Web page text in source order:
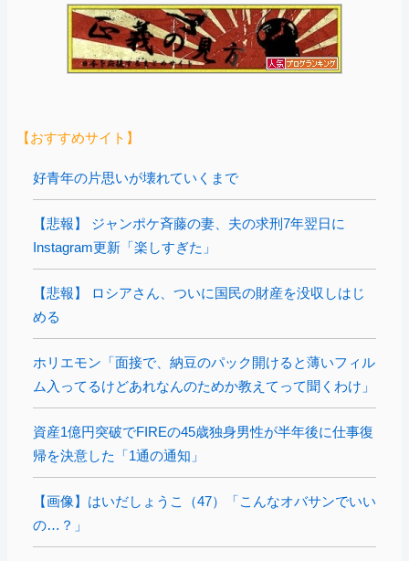
【おすすめサイト】
好青年の片思いが壊れていくまで
【悲報】 ジャンポケ斉藤の妻、夫の求刑7年翌日に
Instagram更新「楽しすぎた」
【悲報】 ロシアさん、ついに国民の財産を没収しはじ
める
ホリエモン「面接で、納豆のパック開けると薄いフィル
ム入ってるけどあれなんのためか教えてって聞くわけ」
資産1億円突破でFIREの45歳独身男性が半年後に仕事復
帰を決意した「1通の通知」
【画像】はいだしょうこ（47）「こんなオバサンでいい
の…？」